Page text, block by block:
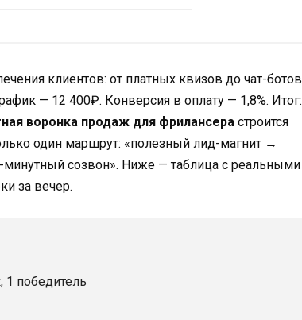
клиентов: от платных квизов до чат-ботов
— 12 400₽. Конверсия в оплату — 1,8%. Итог:
воронка продаж для фрилансера строится
один маршрут: «полезный лид-магнит →
минутный созвон». Ниже — таблица с реальными
за вечер.
1 победитель